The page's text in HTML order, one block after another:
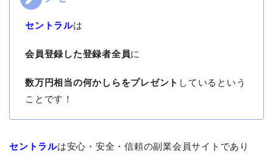
セントラルは
会員登録した登録者全員に
数万円相当の何かしらをプレゼント しているという
ことです！
セントラルは安心・安全・信頼の副業会員サイトであり